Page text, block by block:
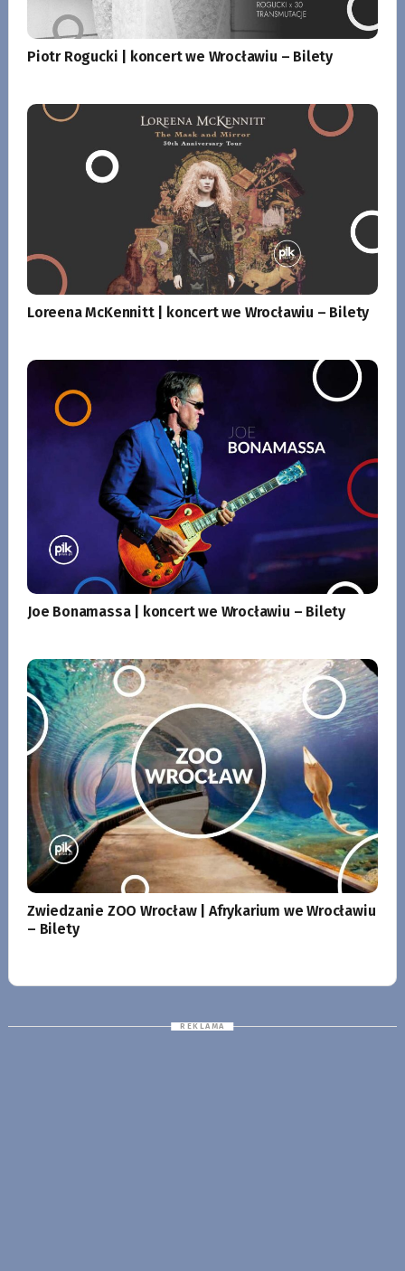
Piotr Rogucki | koncert we Wrocławiu – Bilety
Loreena McKennitt | koncert we Wrocławiu – Bilety
Joe Bonamassa | koncert we Wrocławiu – Bilety
Zwiedzanie ZOO Wrocław | Afrykarium we Wrocławiu
– Bilety